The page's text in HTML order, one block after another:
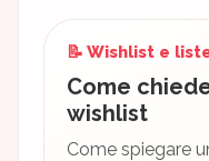
📝 Wishlist e
Come
wishlist
Come spiegare